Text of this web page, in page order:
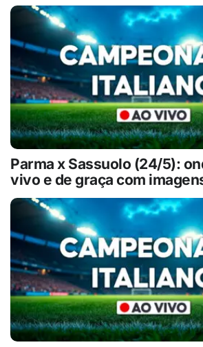
Parma x Sassuolo (24/5):
vivo e de graça com